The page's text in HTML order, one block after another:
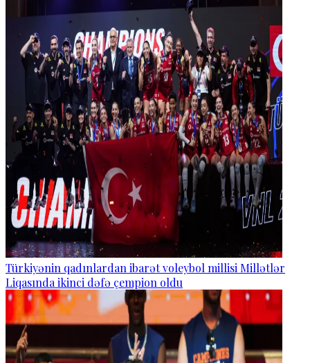
Türkiyənin qadınlardan ibarət voleybol millisi Millətlər
Liqasında ikinci dəfə çempion oldu